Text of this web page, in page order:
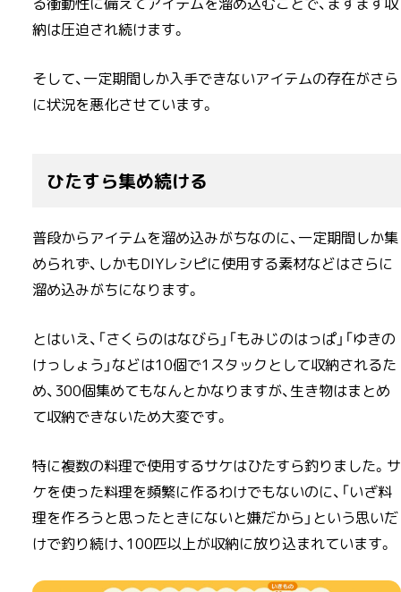
納は圧迫され続けます。
そして、一定期間しか入手できないアイテムの存在がさら
に状況を悪化させています。
ひたすら集め続ける
普段からアイテムを溜め込みがちなのに、一定期間しか集
められず、しかもDIYレシピに使用する素材などはさらに
溜め込みがちになります。
とはいえ、「さくらのはなびら」「もみじのはっぱ」「ゆきの
けっしょう」などは10個で1スタックとして収納されるた
め、300個集めてもなんとかなりますが、生き物はまとめ
て収納できないため大変です。
特に複数の料理で使用するサケはひたすら釣りました。サ
ケを使った料理を頻繁に作るわけでもないのに、「いざ料
理を作ろうと思ったときにないと嫌だから」という思いだ
けで釣り続け、100匹以上が収納に放り込まれています。